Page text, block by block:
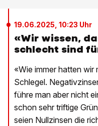
19.06.2025, 10:23 Uhr
«Wir wissen,
schlecht sind
«Wie immer hatten wir
Schlegel.
führe man aber nicht
schon sehr triftige
seien Nullzinsen die